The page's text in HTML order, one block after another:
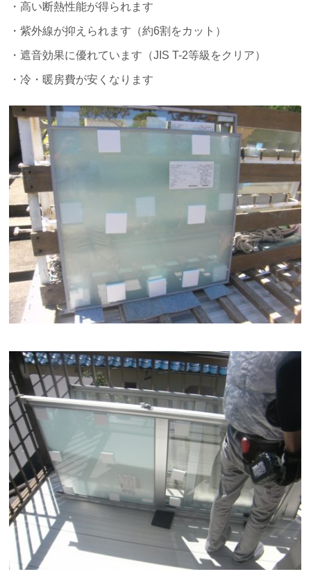
・高い断熱性能が得られます
・紫外線が抑えられます（約6割をカット）
・遮音効果に優れています（JIS T-2等級をクリア）
・冷・暖房費が安くなります